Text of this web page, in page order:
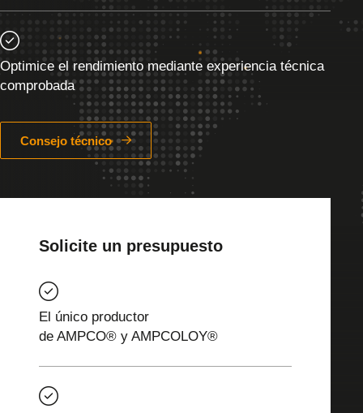
Optimice el rendimiento mediante experiencia técnica
comprobada
Consejo técnico
Solicite un presupuesto
El único productor
de AMPCO® y AMPCOLOY®